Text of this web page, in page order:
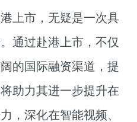
市，无疑是一次具
通过赴港上市，不仅
的国际融资渠道，提
助力其进一步提升在
，深化在智能视频、